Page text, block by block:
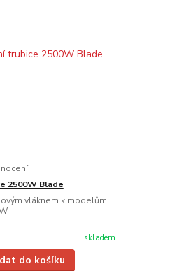
2500W Blade
vláknem k modelům
skladem
do košíku